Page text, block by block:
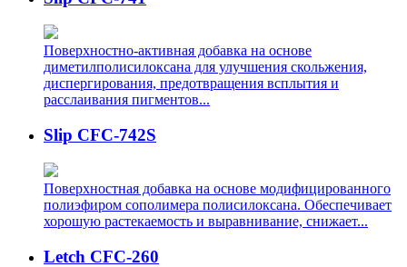
Поверхностно-активная добавка на основе
диметилполисилоксана для улучшения скольжения,
диспергирования, предотвращения всплытия и
расслаивания пигментов...
Slip CFC-742S
Поверхностная добавка на основе модифицированного
полиэфиром сополимера полисилоксана. Обеспечивает
хорошую растекаемость и выравнивание, снижает...
Letch CFC-260